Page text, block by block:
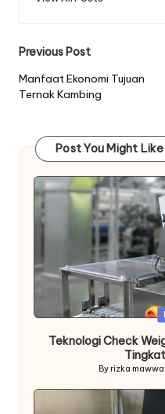
Post
navigation
Previous Post
Manfaat Ekonomi Tujuan
Ternak Kambing
Post You Might Like
Teknologi Check
Posted
By rizka